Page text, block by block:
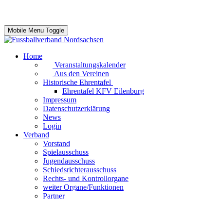
Mobile Menu Toggle
Home
Veranstaltungskalender
Aus den Vereinen
Historische Ehrentafel
Ehrentafel KFV Eilenburg
Impressum
Datenschutzerklärung
News
Login
Verband
Vorstand
Spielausschuss
Jugendausschuss
Schiedsrichterausschuss
Rechts- und Kontrollorgane
weiter Organe/Funktionen
Partner